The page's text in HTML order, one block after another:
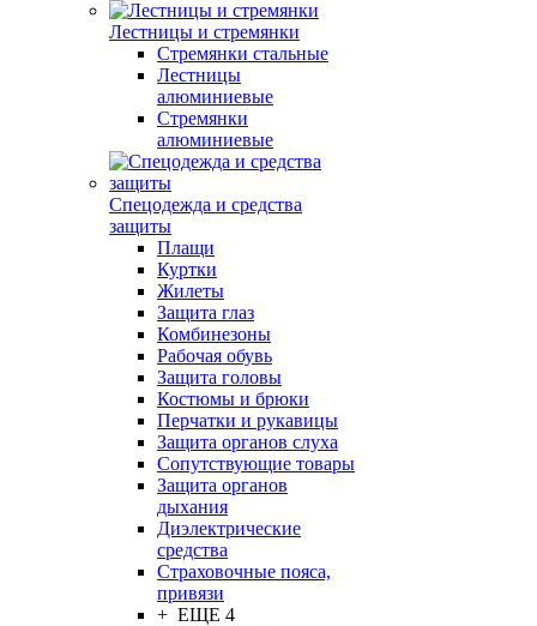
Лестницы и стремянки
Стремянки стальные
Лестницы
алюминиевые
Стремянки
алюминиевые
Спецодежда и средства
защиты
Плащи
Куртки
Жилеты
Защита глаз
Комбинезоны
Рабочая обувь
Защита головы
Костюмы и брюки
Перчатки и рукавицы
Защита органов слуха
Сопутствующие товары
Защита органов
дыхания
Диэлектрические
средства
Страховочные пояса,
привязи
+ ЕЩЕ 4